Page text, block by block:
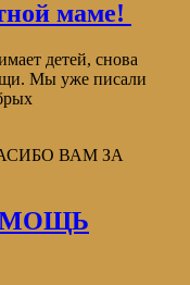
маме!
детей, снова
Мы уже писали
ВАМ ЗА